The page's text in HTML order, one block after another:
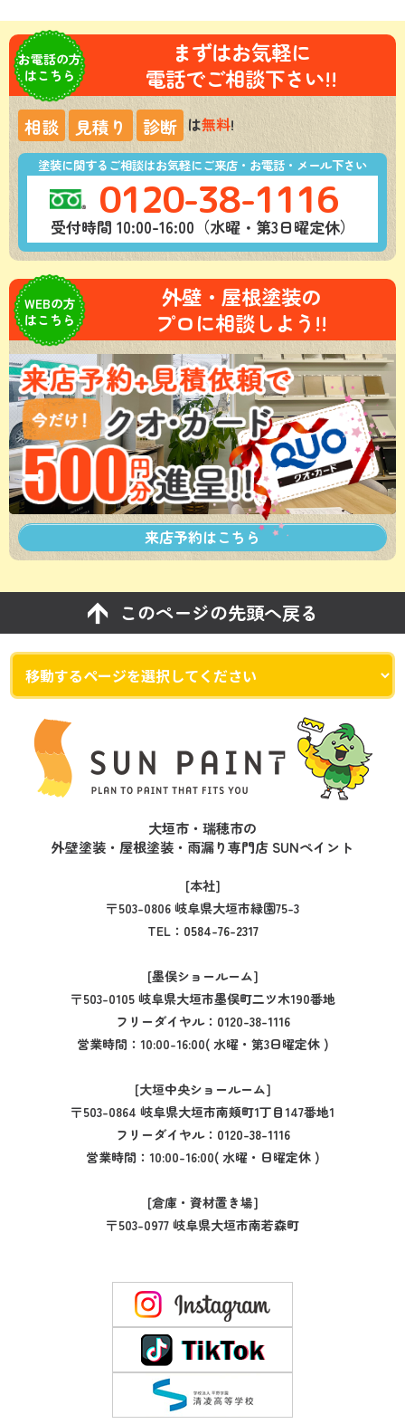
お電話の方
はこちら
まずはお気軽に
電話でご相談下さい!!
相談 見積り 診断 は無料!
塗装に関するご相談はお気軽にご来店・お電話・メール下さい
0120-38-1116
受付時間 10:00-16:00（水曜・第3日曜定休）
WEBの方
はこちら
外壁・屋根塗装の
プロに相談しよう!!
来店予約はこちら
このページの先頭へ戻る
大垣市・瑞穂市の
外壁塗装・屋根塗装・雨漏り専門店 SUNペイント
[本社]
〒503-0806 岐阜県大垣市緑園75-3
TEL： 0584-76-2317
[墨俣ショールーム]
〒503-0105 岐阜県大垣市墨俣町二ツ木190番地
フリーダイヤル： 0120-38-1116
営業時間：10:00-16:00( 水曜・第3日曜定休 )
[大垣中央ショールーム]
〒503-0864 岐阜県大垣市南頬町1丁目147番地1
フリーダイヤル： 0120-38-1116
営業時間：10:00-16:00( 水曜・日曜定休 )
[倉庫・資材置き場]
〒503-0977 岐阜県大垣市南若森町